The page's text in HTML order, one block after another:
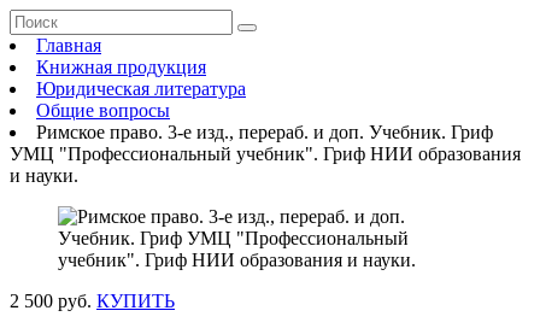
Главная
Книжная продукция
Юридическая литература
Общие вопросы
Римское право. 3-е изд., перераб. и доп. Учебник. Гриф
УМЦ "Профессиональный учебник". Гриф НИИ образования
и науки.
2 500 руб. КУПИТЬ